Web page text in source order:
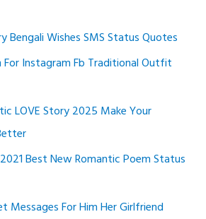
Bengali Wishes SMS Status Quotes
For Instagram Fb Traditional Outfit
LOVE Story 2025 Make Your
Best New Romantic Poem Status
Messages For Him Her Girlfriend